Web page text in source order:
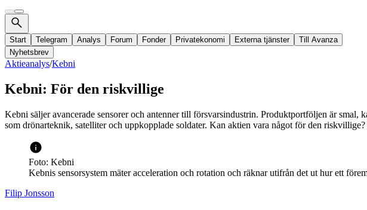
Start Telegram Analys Forum Fonder Privatekonomi Externa tjänster
Till Avanza
Nyhetsbrev
Aktieanalys/Kebni
Kebni: För den riskvillige
Kebni säljer avancerade sensorer och antenner till försvarsindustrin. Produktportföljen är
som drönarteknik, satelliter och uppkopplade soldater. Kan aktien vara något för den riskvillige?
Foto: Kebni
Kebnis sensorsystem mäter acceleration och rotation och räknar utifrån det ut hur ett
Filip Jonsson